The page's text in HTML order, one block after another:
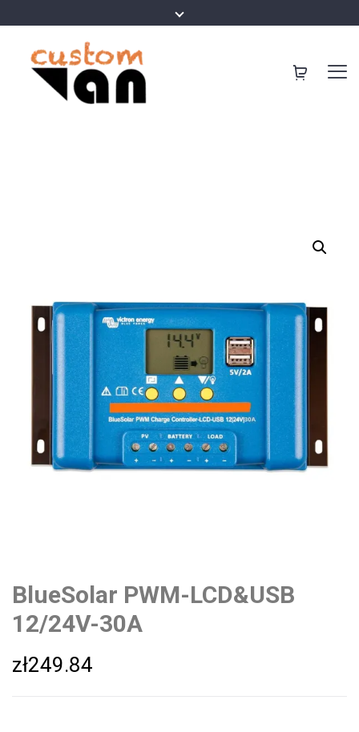
BlueSolar PWM-LCD&USB
12/24V-30A
zł249.84